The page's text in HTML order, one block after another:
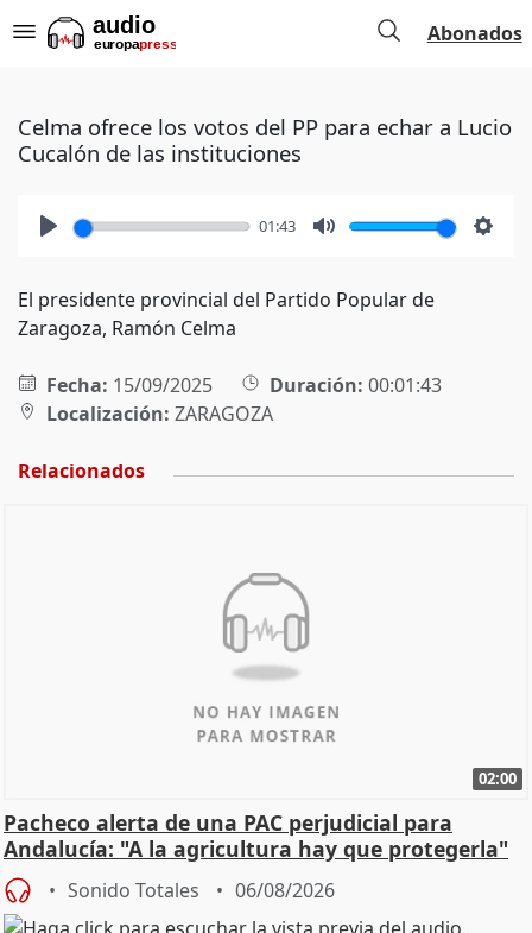
Abonados
Celma ofrece los votos del PP para echar a Lucio
Cucalón de las instituciones
01:43
El presidente provincial del Partido Popular de
Zaragoza, Ramón Celma
Fecha: 15/09/2025 Duración: 00:01:43
Localización: ZARAGOZA
Relacionados
02:00
Pacheco alerta de una PAC perjudicial para
Andalucía: "A la agricultura hay que protegerla"
Sonido Totales 06/08/2026